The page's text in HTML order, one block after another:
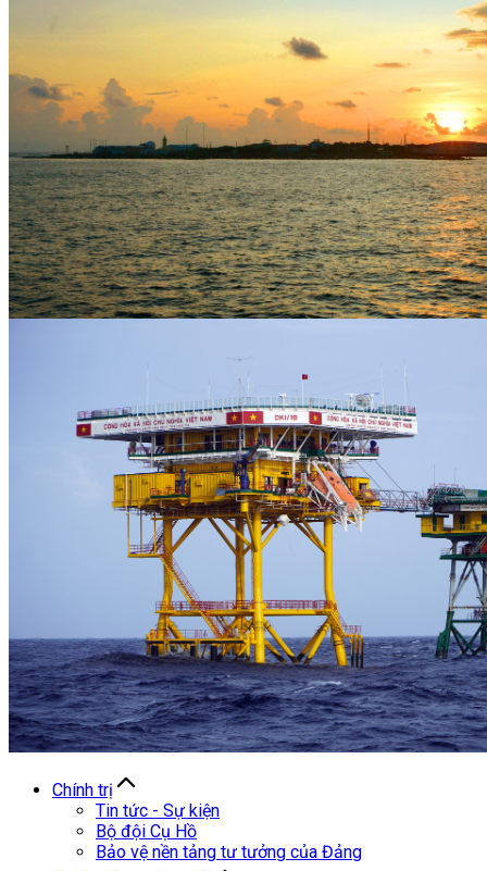
Chính trị
Tin tức - Sự kiện
Bộ đội Cụ Hồ
Bảo vệ nền tảng tư tưởng của Đảng